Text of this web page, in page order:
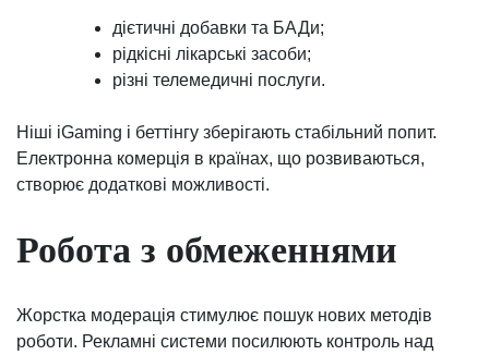
дієтичні добавки та БАДи;
рідкісні лікарські засоби;
різні телемедичні послуги.
Ніші iGaming і беттінгу зберігають стабільний попит.
Електронна комерція в країнах, що розвиваються,
створює додаткові можливості.
Робота з обмеженнями
Жорстка модерація стимулює пошук нових методів
роботи. Рекламні системи посилюють контроль над